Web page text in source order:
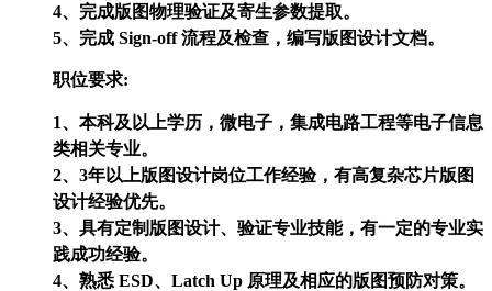
4、完成版图物理验证及寄生参数提取。
5、完成 Sign-off 流程及检查，编写版图设计文档。
职位要求:
1、本科及以上学历，微电子，集成电路工程等电子信息
类相关专业。
2、3年以上版图设计岗位工作经验，有高复杂芯片版图
设计经验优先。
3、具有定制版图设计、验证专业技能，有一定的专业实
践成功经验。
4、熟悉 ESD、Latch Up 原理及相应的版图预防对策。